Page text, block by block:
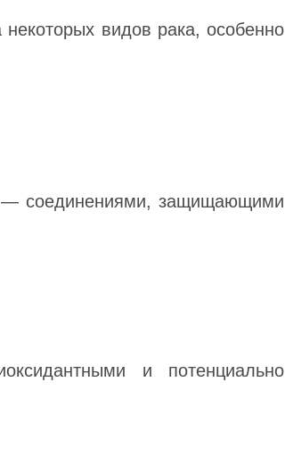
видов рака, особенно
— соединениями, защищающими
и потенциально